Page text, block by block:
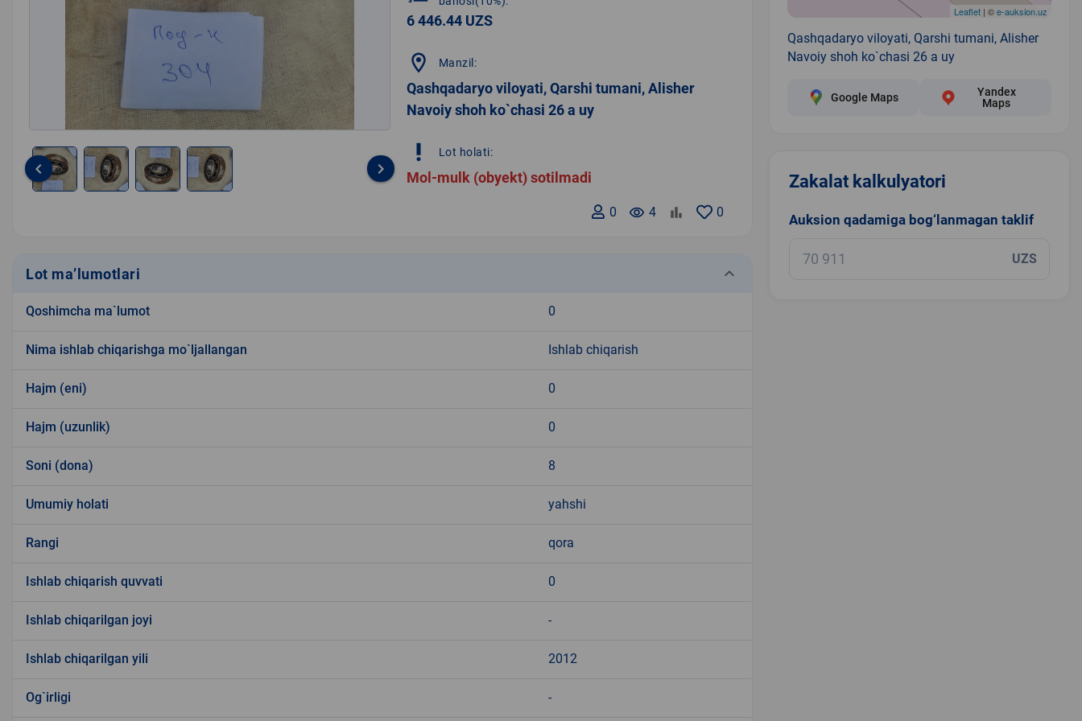
keyboard_arrow_left keyboard_arrow_right
6 446.44 UZS
location_on Manzil:
Qashqadaryo viloyati, Qarshi tumani, Alisher
Navoiy shoh ko`chasi 26 a uy
priority_high Lot holati:
Mol-mulk (obyekt) sotilmadi
0
remove_red_eye 4
0
Lot ma’lumotlari keyboard_arrow_down
Qoshimcha ma`lumot 0
Nima ishlab chiqarishga mo`ljallangan Ishlab chiqarish
Hajm (eni) 0
Hajm (uzunlik) 0
Soni (dona) 8
Umumiy holati yahshi
Rangi qora
Ishlab chiqarish quvvati 0
Ishlab chiqarilgan joyi -
Ishlab chiqarilgan yili 2012
Og`irligi -
Leaflet| ©e-auksion.uz
Qashqadaryo viloyati, Qarshi tumani, Alisher
Navoiy shoh ko`chasi 26 a uy
Google Maps
Yandex
Maps
Zakalat kalkulyatori
Auksion qadamiga bog‘lanmagan taklif
UZS